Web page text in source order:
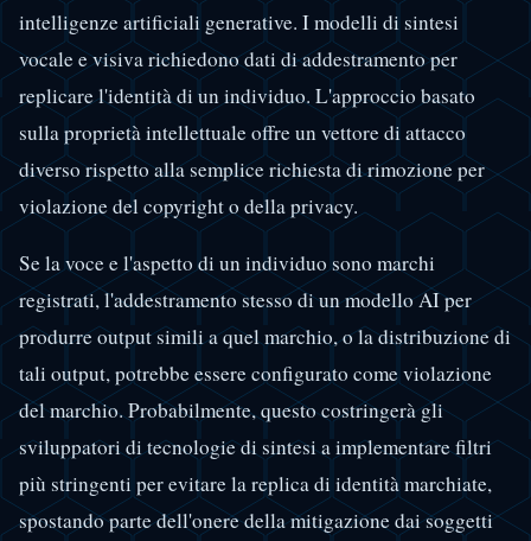
intelligenze artificiali generative. I modelli di sintesi
vocale e visiva richiedono dati di addestramento per
replicare l'identità di un individuo. L'approccio basato
sulla proprietà intellettuale offre un vettore di attacco
diverso rispetto alla semplice richiesta di rimozione per
violazione del copyright o della privacy.
Se la voce e l'aspetto di un individuo sono marchi
registrati, l'addestramento stesso di un modello AI per
produrre output simili a quel marchio, o la distribuzione di
tali output, potrebbe essere configurato come violazione
del marchio. Probabilmente, questo costringerà gli
sviluppatori di tecnologie di sintesi a implementare filtri
più stringenti per evitare la replica di identità marchiate,
spostando parte dell'onere della mitigazione dai soggetti